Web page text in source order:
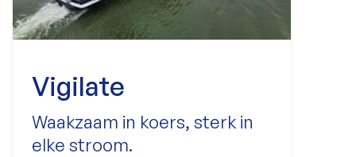
Vigilate
Waakzaam in koers, sterk in
elke stroom.